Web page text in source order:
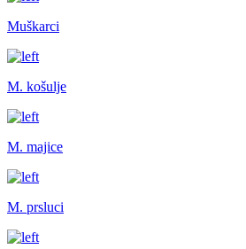
Muškarci
M. košulje
M. majice
M. prsluci